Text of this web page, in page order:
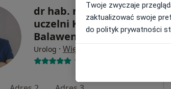
dr hab. n. med., prof.
uczelni Krzysztof
Balawender
Urolog · Więcej
151 opinii
Twoje zwyczaje
zaktualizować swoje
do polityk prywatności